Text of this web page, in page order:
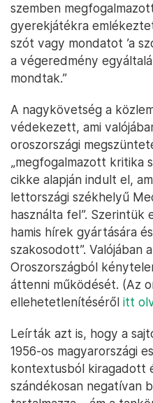
szemben
gyerekjátékra
szót vagy mondatot ’a
a végeredmény
mondtak.”
A nagykövetség a
védekezett, ami
oroszországi
„megfogalmazott kritika
cikke alapján indult el,
lettországi székhelyű
használta fel”. Szerintük
hamis hírek gyártására
szakosodott”. Valójában
Oroszországból
áttenni működését. (Az
ellehetetlenítéséről itt
Leírták azt is, hogy a
1956-os magyarországi
kontextusból kiragadott
szándékosan negatívan